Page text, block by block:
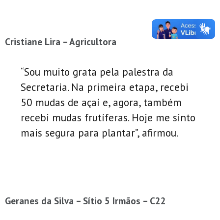
Cristiane Lira – Agricultora
“Sou muito grata pela palestra da
Secretaria. Na primeira etapa, recebi
50 mudas de açaí e, agora, também
recebi mudas frutíferas. Hoje me sinto
mais segura para plantar”, afirmou.
Geranes da Silva – Sítio 5 Irmãos – C22